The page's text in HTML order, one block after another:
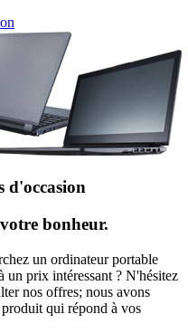
d'occasion
bonheur.
un ordinateur portable
un prix intéressant ? N'hésitez
nos offres; nous avons
qui répond à vos